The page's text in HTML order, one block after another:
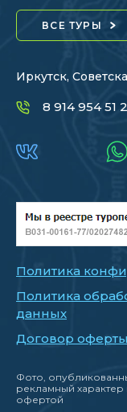
ВСЕ ТУРЫ
Иркутск,
8 914 954 51
Политика
Политика
данных
Договор оферты
Фото,
рекламный
офертой